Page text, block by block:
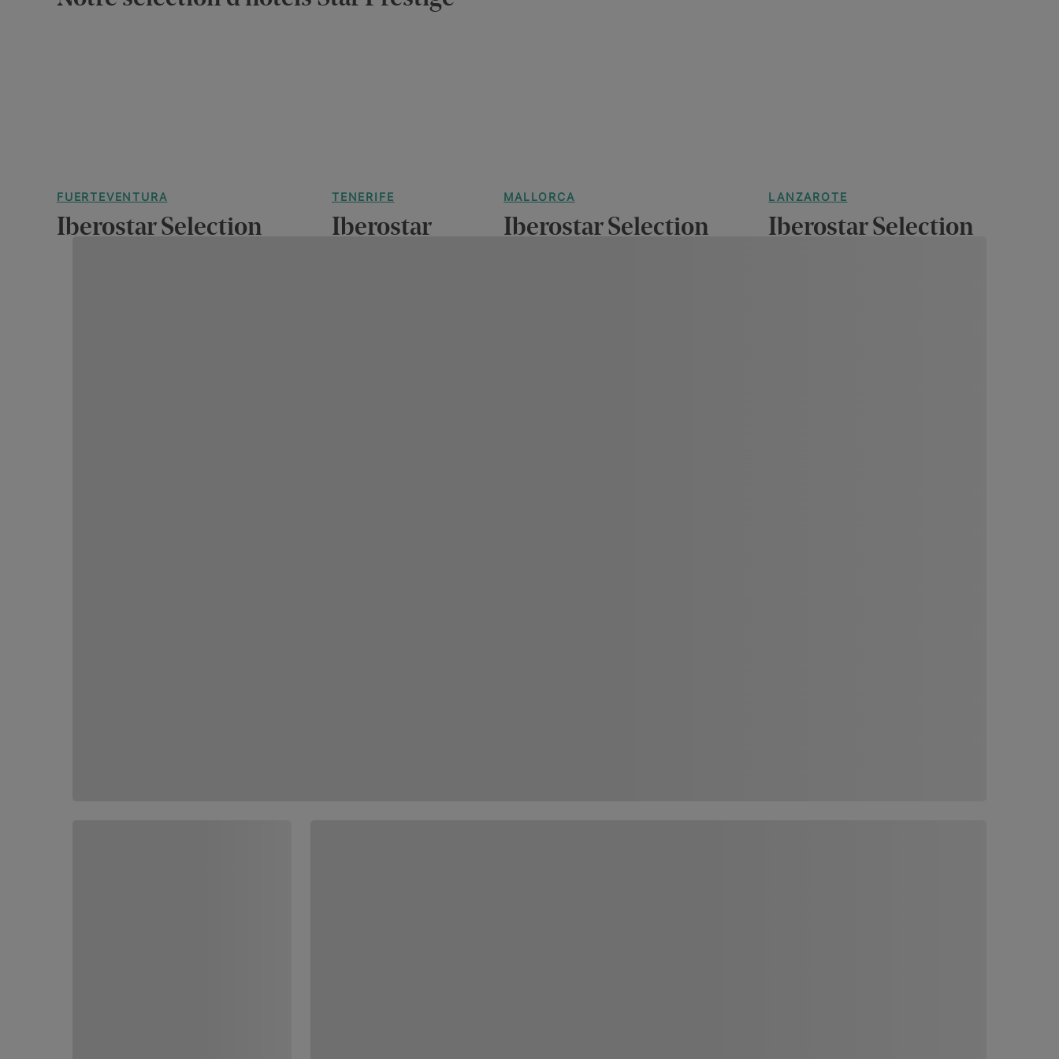
FUERTEVENTURA
Iberostar Selection
TENERIFE
Iberostar
MALLORCA
Iberostar Selection
LANZAROTE
Iberostar Selection